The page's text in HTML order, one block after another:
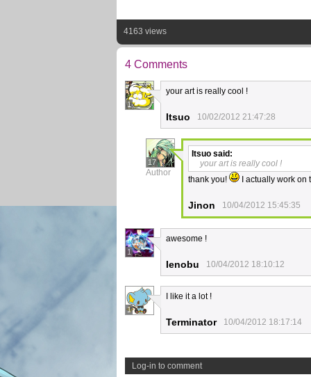
4163 views
4 Comments
1
your art is really cool !
Itsuo 10/02/2012 21:47:28
17
Author
Itsuo said:
your art is really cool !
thank you!
I actually work
Jinon 10/04/2012 15:45:35
1
awesome !
Ienobu 10/04/2012 18:10:12
1
I like it a lot !
Terminator 10/04/2012 18:17:14
Log-in to comment